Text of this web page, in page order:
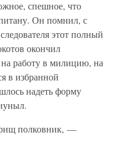
спешное, что
Он помнил, с
этот полный
окончил
работу в милицию, на
в избранной
надеть форму
полковник, —